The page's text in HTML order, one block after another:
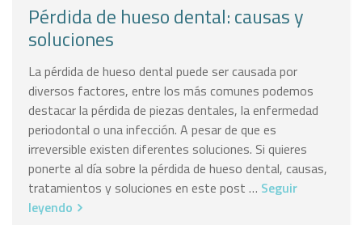
Pérdida de hueso dental: causas y
soluciones
La pérdida de hueso dental puede ser causada por
diversos factores, entre los más comunes podemos
destacar la pérdida de piezas dentales, la enfermedad
periodontal o una infección. A pesar de que es
irreversible existen diferentes soluciones. Si quieres
ponerte al día sobre la pérdida de hueso dental, causas,
tratamientos y soluciones en este post … Seguir
leyendo